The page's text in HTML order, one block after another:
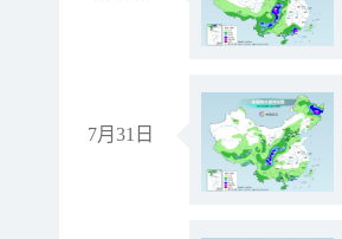
7月31日